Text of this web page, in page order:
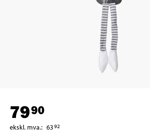
7990
ekskl. mva.: 6392